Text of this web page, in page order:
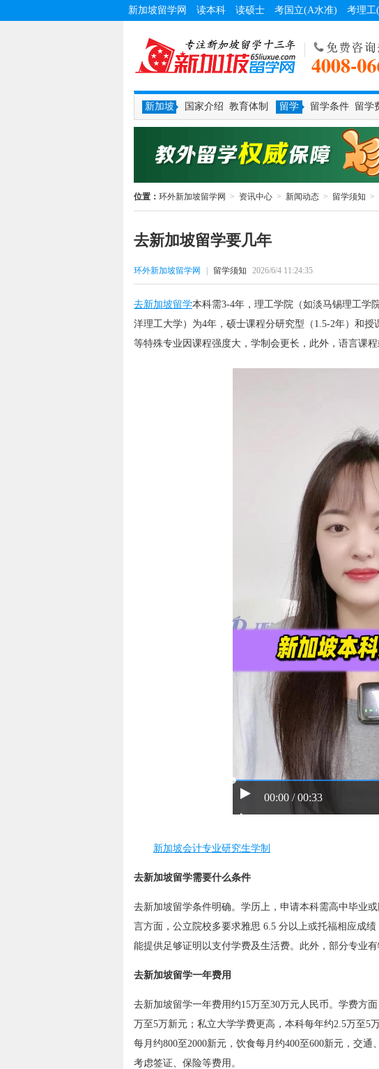
新加坡留学网 读本科 读硕士 考国立(A水准) 考理工
新加坡 国家介绍 教育体制 留学 留学条件 留学
位置： 环外新加坡留学网 > 资讯中心 > 新闻动态 > 留学须知 >
去新加坡留学要几年
环外新加坡留学网 留学须知 2026/6/4 11:24:35
去新加坡留学本科需3-4年，理工学院（如淡马锡理工学
洋理工大学）为4年，硕士课程分研究型（1.5-2年）和
等特殊专业因课程强度大，学制会更长，此外，语言课程
00:00 / 00:33
新加坡会计专业研究生学制
去新加坡留学需要什么条件
去新加坡留学条件明确。学历上，申请本科需高中毕业
言方面，公立院校多要求雅思 6.5 分以上或托福相应成
能提供足够证明以支付学费及生活费。此外，部分专业
去新加坡留学一年费用
去新加坡留学一年费用约15万至30万元人民币。学费方
万至5万新元；私立大学学费更高，本科每年约2.5万至5
每月约800至2000新元，饮食每月约400至600新元，交
考虑签证、保险等费用。